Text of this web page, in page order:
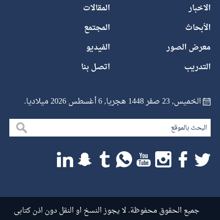
الاخبار
المقالات
الأبحاث
المجتمع
معرض الصور
الفيديو
التدريب
اتصل بنا
الخميس, 23 صفر 1448 هجريا, 6 أغسطس 2026 ميلاديا.
جميع الحقوق محفوظة. لا يجوز النسخ او النقل دون اذن كتابى